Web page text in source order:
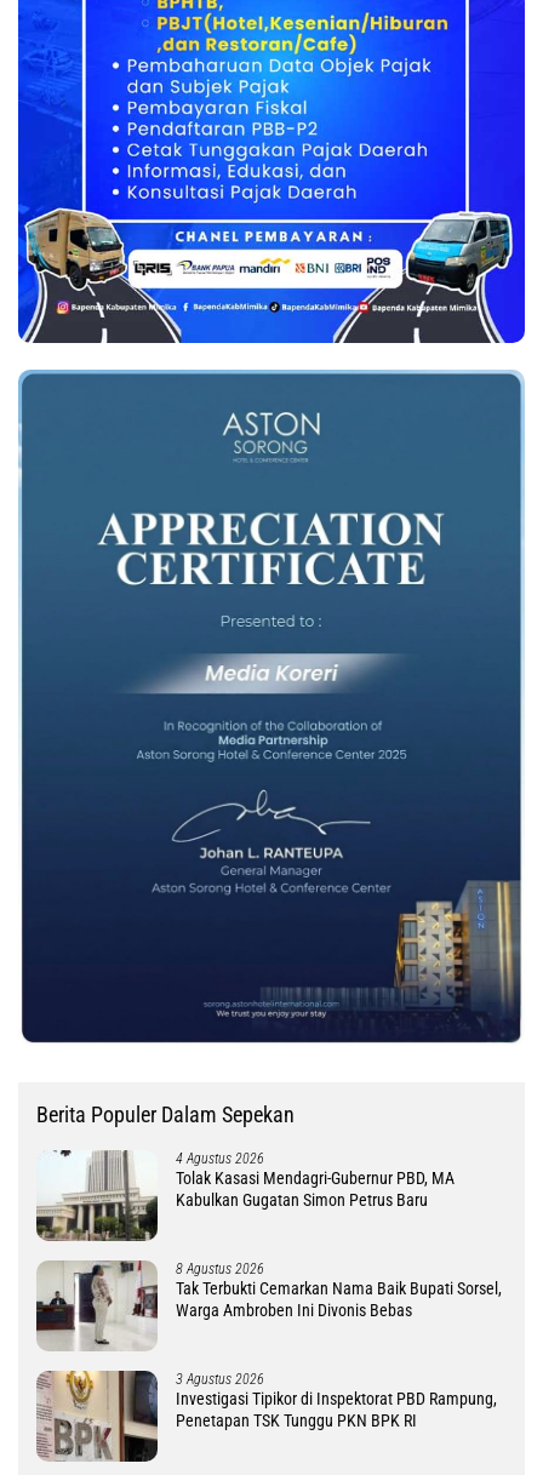
Berita Populer Dalam Sepekan
4 Agustus 2026
Tolak Kasasi Mendagri-Gubernur PBD, MA
Kabulkan Gugatan Simon Petrus Baru
8 Agustus 2026
Tak Terbukti Cemarkan Nama Baik Bupati Sorsel,
Warga Ambroben Ini Divonis Bebas
3 Agustus 2026
Investigasi Tipikor di Inspektorat PBD Rampung,
Penetapan TSK Tunggu PKN BPK RI